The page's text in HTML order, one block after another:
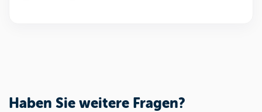
Haben Sie weitere Fragen?